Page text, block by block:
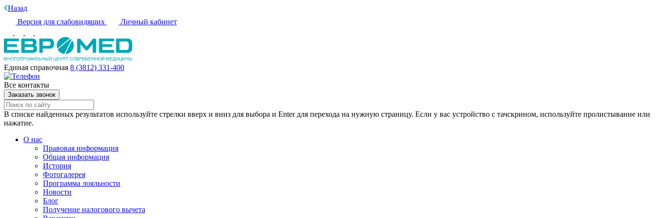
Назад
Версия для слабовидящих
Личный кабинет
Единая справочная 8 (3812) 331-400
Все контакты
Заказать звонок
В списке найденных результатов используйте стрелки вверх и вниз для выбора и Enter для перехода на нужную страницу. Если у вас устройство с тачскрином, используйте пролистывание или
нажатие.
О нас
Правовая информация
Общая информация
История
Фотогалерея
Программа лояльности
Новости
Блог
Получение налогового вычета